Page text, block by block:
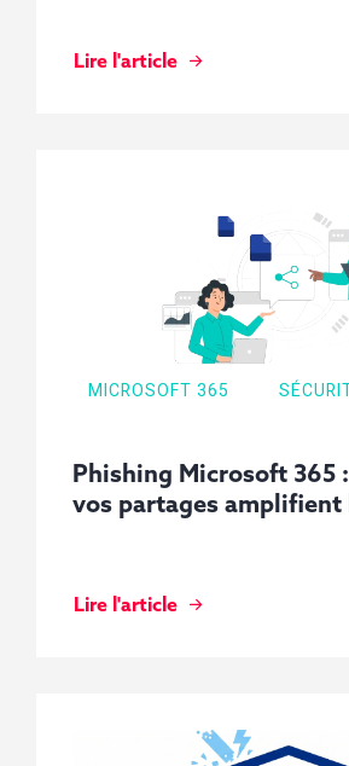
Lire l'article
MICROSOFT 365
Phishing Microsoft 365
vos partages amplifient
Lire l'article